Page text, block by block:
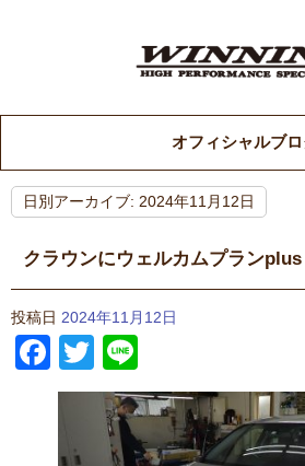
オフィシャルブ
日別アーカイブ: 2024年11月12日
クラウンにウェルカムプラン
投稿日 2024年11月12日
Facebook
Twitter